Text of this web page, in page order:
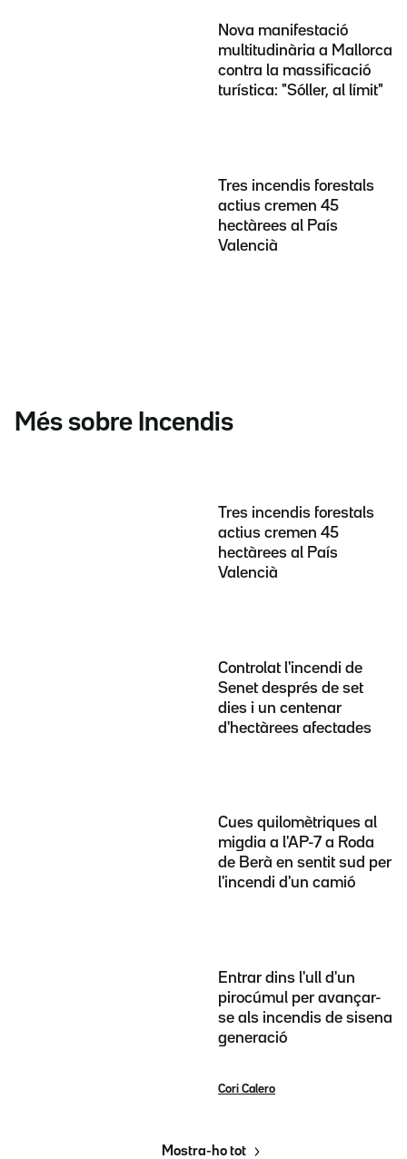
Nova manifestació
multitudinària a Mallorca
contra la massificació
turística: "Sóller, al límit"
Tres incendis forestals
actius cremen 45
hectàrees al País
Valencià
Més sobre Incendis
Tres incendis forestals
actius cremen 45
hectàrees al País
Valencià
Controlat l'incendi de
Senet després de set
dies i un centenar
d'hectàrees afectades
Cues quilomètriques al
migdia a l'AP-7 a Roda
de Berà en sentit sud per
l'incendi d'un camió
Entrar dins l'ull d'un
pirocúmul per avançar-
se als incendis de sisena
generació
Cori Calero
Mostra-ho tot